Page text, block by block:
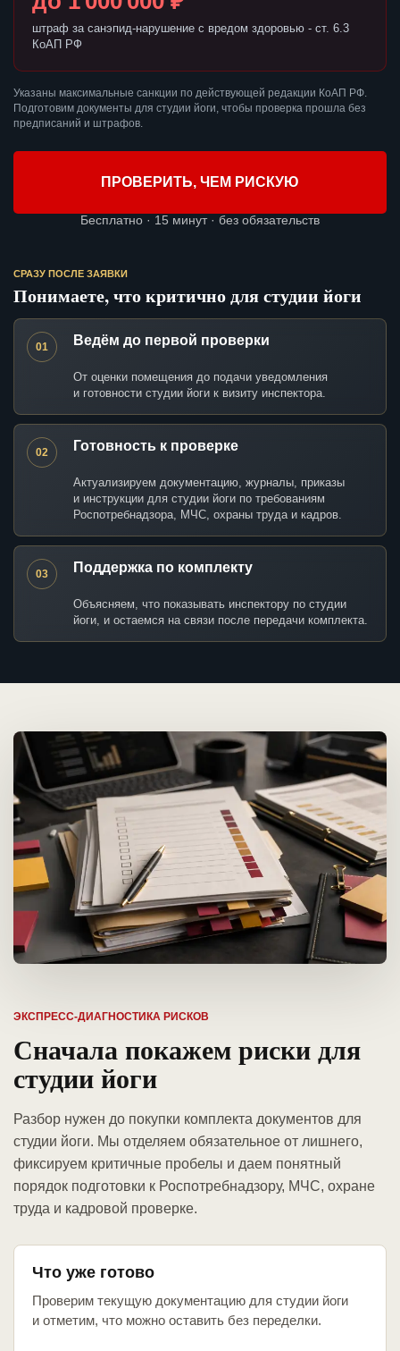
штраф за санэпид-нарушение с вредом здоровью - ст. 6.3
КоАП РФ
Указаны максимальные санкции по действующей редакции КоАП РФ.
Подготовим документы для студии йоги, чтобы проверка прошла без
предписаний и штрафов.
ПРОВЕРИТЬ, ЧЕМ РИСКУЮ
Бесплатно · 15 минут · без обязательств
СРАЗУ ПОСЛЕ ЗАЯВКИ
Понимаете, что критично для студии йоги
01 Ведём до первой проверки
От оценки помещения до подачи уведомления
и готовности студии йоги к визиту инспектора.
02 Готовность к проверке
Актуализируем документацию, журналы, приказы
и инструкции для студии йоги по требованиям
Роспотребнадзора, МЧС, охраны труда и кадров.
03 Поддержка по комплекту
Объясняем, что показывать инспектору по студии
йоги, и остаемся на связи после передачи комплекта.
ЭКСПРЕСС-ДИАГНОСТИКА РИСКОВ
Сначала покажем риски для
студии йоги
Разбор нужен до покупки комплекта документов для
студии йоги. Мы отделяем обязательное от лишнего,
фиксируем критичные пробелы и даем понятный
порядок подготовки к Роспотребнадзору, МЧС, охране
труда и кадровой проверке.
Что уже готово
Проверим текущую документацию для студии йоги
и отметим, что можно оставить без переделки.